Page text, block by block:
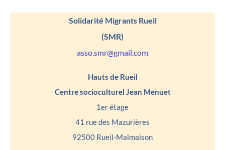
Solidarité Migrants Rueil
(SMR)
asso.smr@gmail.com
Hauts de Rueil
Centre socioculturel Jean Menuet
1er étage
41 rue des Mazurières
92500 Rueil-Malmaison